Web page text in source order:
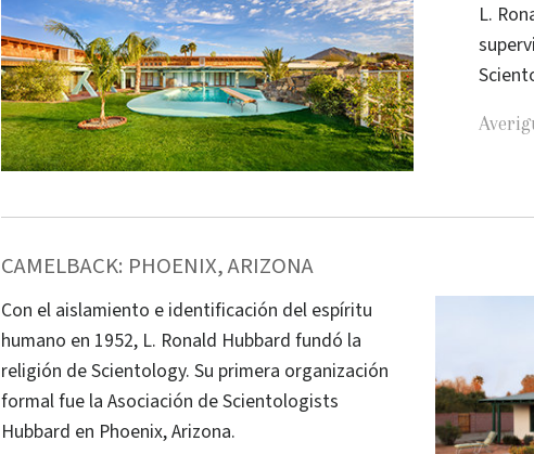
L.
CAMELBACK: PHOENIX, ARIZONA
Con el aislamiento e identificación del espíritu
humano en 1952, L. Ronald Hubbard fundó la
religión de Scientology. Su primera organización
formal fue la Asociación de Scientologists
Hubbard en Phoenix, Arizona.